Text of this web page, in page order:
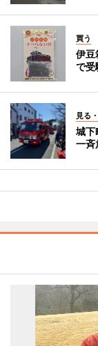
買う
伊豆
で受
見る
城下
一斉